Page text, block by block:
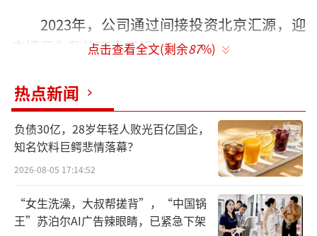
2023年，公司通过间接投资北京汇源，迎
来扭亏为盈的可喜局面。
尝到了甜头，国中水务还会在汇源果汁身
上继续加码吗？
功臣留任
继2023年成功扭亏后，日前，国中水务（6
00187.SH）董事会、监事会换届，再次引发外
界关注。
点击查看全文(剩余87%)
热点新闻
负债30亿，28岁年轻人败光百亿国企，
知名饮料巨鳄悲情落幕？
2026-08-05 17:14:52
“女生洗澡，大叔帮搓背”，“中国锅
王”苏泊尔AI广告辣眼睛，已紧急下架